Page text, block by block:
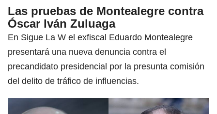
Las pruebas de Montealegre contra
Óscar Iván Zuluaga
En Sigue La W el exfiscal Eduardo Montealegre
presentará una nueva denuncia contra el
precandidato presidencial por la presunta comisión
del delito de tráfico de influencias.